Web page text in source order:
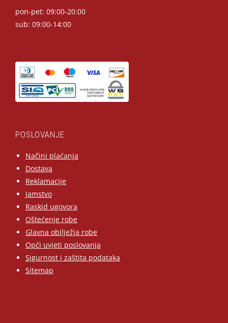
pon-pet: 09:00-20:00
sub: 09:00-14:00
POSLOVANJE
Načini plaćanja
Dostava
Reklamacije
Jamstvo
Raskid ugovora
Oštećenje robe
Glavna obilježja robe
Opći uvjeti poslovanja
Sigurnost i zaštita podataka
Sitemap